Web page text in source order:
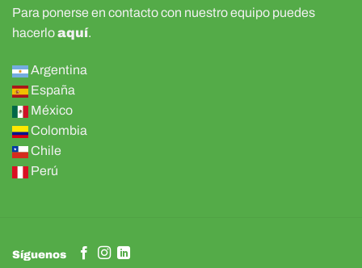
Para ponerse en contacto con nuestro equipo puedes
hacerloaquí.
Argentina
España
México
Colombia
Chile
Perú
Síguenos